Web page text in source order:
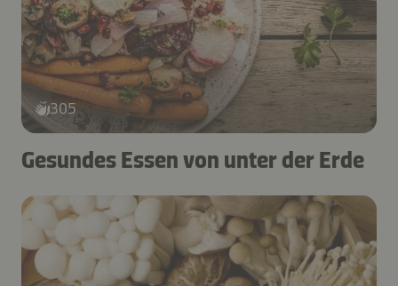
305
Gesundes Essen von unter der Erde